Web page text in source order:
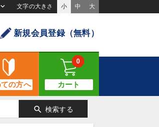
文字の大きさ 小 中 大
新規会員登録（無料）
の方へ カート
0
search 検索する